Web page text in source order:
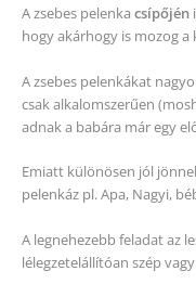
A zsebes pelenka csípőjén
hogy akárhogy is mozog a
A zsebes pelenkákat
csak alkalomszerűen
adnak a babára már egy
Emiatt különösen jól
pelenkáz pl. Apa, Nagyi,
A legnehezebb feladat az
lélegzetelállítóan szép